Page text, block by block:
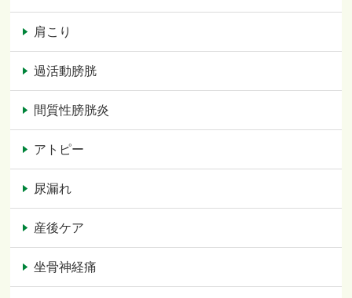
肩こり
過活動膀胱
間質性膀胱炎
アトピー
尿漏れ
産後ケア
坐骨神経痛